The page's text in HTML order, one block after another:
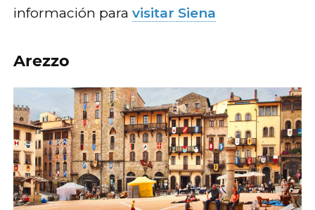
información para visitar Siena
Arezzo